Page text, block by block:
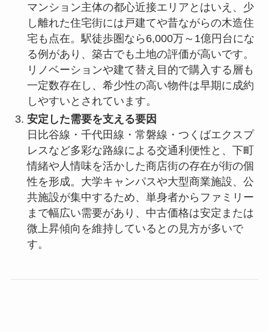
マンション主体の都心近接エリアとはいえ、少
し離れた住宅街には戸建てや昔ながらの木造住
宅も点在。駅徒歩圏なら6,000万～1億円台にな
る例があり、築古でも土地の評価が高いです。
リノベーションや建て替え目的で購入する層も
一定数存在し、希少性の高い物件は早期に成約
しやすいとされています。
安定した需要を支える要因
日比谷線・千代田線・常磐線・つくばエクスプ
レスなど多彩な路線による交通利便性と、下町
情緒や人情味を活かした商店街の存在が街の個
性を形成。大学キャンパスや大型商業施設、公
共施設が集中するため、単身者からファミリー
まで幅広い需要があり、中古価格は安定または
微上昇傾向を維持しているとの見方が多いで
す。